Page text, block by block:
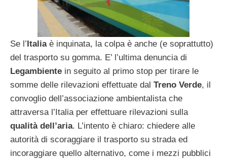
Se l’ Italiaè inquinata, la colpa è anche (e soprattutto)
del trasporto su gomma. E’ l’ultima denuncia di
Legambiente in seguito al primo stop per tirare le
somme delle rilevazioni effettuate dal Treno Verde, il
convoglio dell’associazione ambientalista che
attraversa l’Italia per effettuare rilevazioni sulla
qualità dell’aria. L’intento è chiaro: chiedere alle
autorità di scoraggiare il trasporto su strada ed
incoraggiare quello alternativo, come i mezzi pubblici